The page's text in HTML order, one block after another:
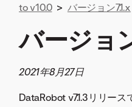
to v10.0 > バージョン7.1.x
バージョ
2021年8月27日
DataRobot v7.1.3リリー